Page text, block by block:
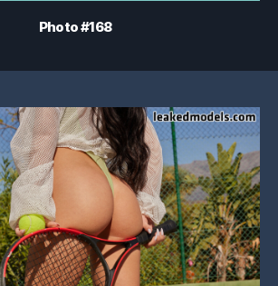
Photo #168